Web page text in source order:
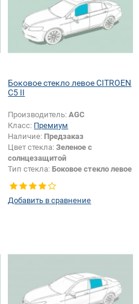
Боковое стекло левое CITROEN
C5 II
Производитель:AGC
Класс: Премиум
Наличие: Предзаказ
Цвет стекла:Зеленое с
солнцезащитой
Тип стекла: Боковое стекло левое
Добавить в сравнение